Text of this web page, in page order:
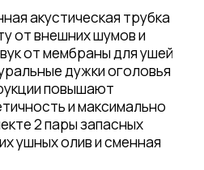
акустическая трубка
от внешних шумов и
от мембраны для ушей
дужки оголовья
повышают
и максимально
2 пары запасных
ушных олив и сменная